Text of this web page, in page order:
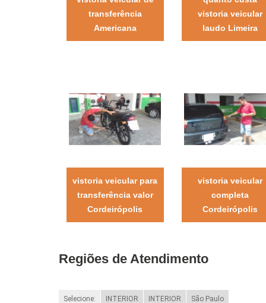
transferência
Americana
vistoria veicular
laudo Limeira
vistoria veicular para
transferência valor
Cordeirópolis
vistoria veicular
completa
Cordeirópolis
Regiões de Atendimento
Selecione: INTERIOR INTERIOR São Paulo